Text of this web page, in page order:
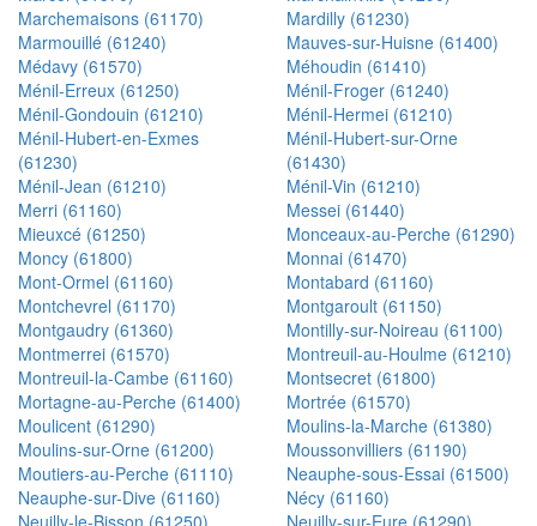
Marchemaisons (61170)
Mardilly (61230)
Marmouillé (61240)
Mauves-sur-Huisne (61400)
Médavy (61570)
Méhoudin (61410)
Ménil-Erreux (61250)
Ménil-Froger (61240)
Ménil-Gondouin (61210)
Ménil-Hermei (61210)
Ménil-Hubert-en-Exmes
(61230)
Ménil-Hubert-sur-Orne
(61430)
Ménil-Jean (61210)
Ménil-Vin (61210)
Merri (61160)
Messei (61440)
Mieuxcé (61250)
Monceaux-au-Perche (61290)
Moncy (61800)
Monnai (61470)
Mont-Ormel (61160)
Montabard (61160)
Montchevrel (61170)
Montgaroult (61150)
Montgaudry (61360)
Montilly-sur-Noireau (61100)
Montmerrei (61570)
Montreuil-au-Houlme (61210)
Montreuil-la-Cambe (61160)
Montsecret (61800)
Mortagne-au-Perche (61400)
Mortrée (61570)
Moulicent (61290)
Moulins-la-Marche (61380)
Moulins-sur-Orne (61200)
Moussonvilliers (61190)
Moutiers-au-Perche (61110)
Neauphe-sous-Essai (61500)
Neauphe-sur-Dive (61160)
Nécy (61160)
Neuilly-le-Bisson (61250)
Neuilly-sur-Eure (61290)